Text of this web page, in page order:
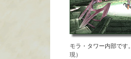
モラ・タワー内部です
現）